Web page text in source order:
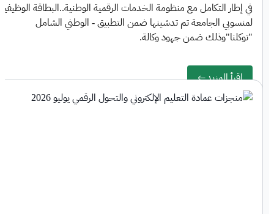
في إطار التكامل مع منظومة الخدمات الرقمية الوطنية..البطاقة الوظيفية
لمنسوبي الجامعة تم تدشينها ضمن التطبيق - الوطني الشامل
"توكلنا"وذلك ضمن جهود وكالة.
اقرأ المزيد